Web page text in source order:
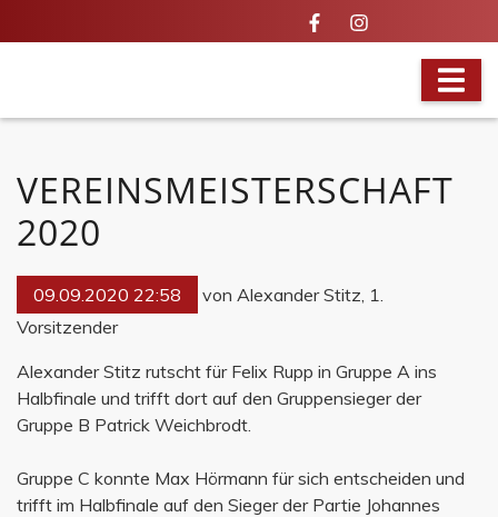
VEREINSMEISTERSCHAFT
2020
09.09.2020 22:58
von Alexander Stitz, 1.
Vorsitzender
Alexander Stitz rutscht für Felix Rupp in Gruppe A ins
Halbfinale und trifft dort auf den Gruppensieger der
Gruppe B Patrick Weichbrodt.
Gruppe C konnte Max Hörmann für sich entscheiden und
trifft im Halbfinale auf den Sieger der Partie Johannes